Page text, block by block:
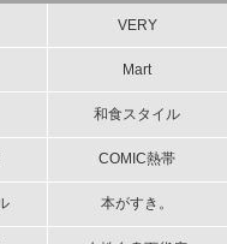
VERY
Mart
和食スタイル
COMIC熱帯
本がすき。